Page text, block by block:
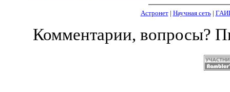
Астронет| Научная сеть|
Комментарии, вопросы?